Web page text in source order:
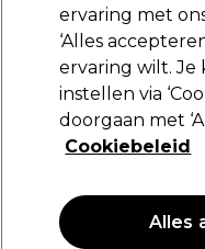
Crewe Orlando
Crewe Orlando
zwart
(0
PROMOTIE
ervaring met
‘Alles
ervaring wilt.
instellen via
doorgaan met
Cookiebeleid
Alles